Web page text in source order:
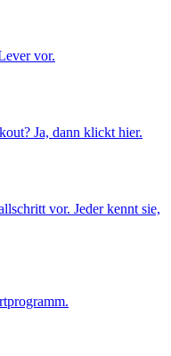
vor.
Ja, dann klickt hier.
vor. Jeder kennt sie,